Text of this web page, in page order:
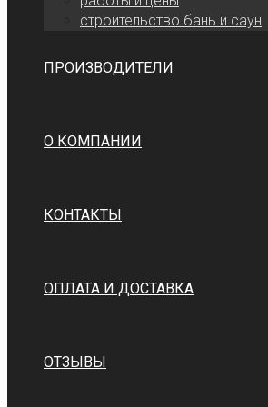
cтроительство бань и саун
ПРОИЗВОДИТЕЛИ
О КОМПАНИИ
КОНТАКТЫ
ОПЛАТА И ДОСТАВКА
ОТЗЫВЫ